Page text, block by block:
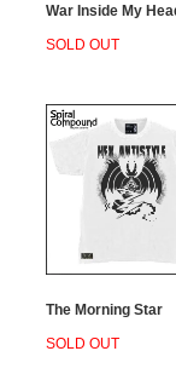
War Inside My
SOLD OUT
The Morning Star
SOLD OUT